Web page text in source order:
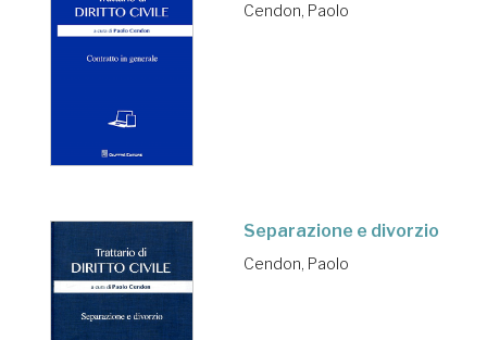
Cendon, Paolo
Separazione e divorzio
Cendon, Paolo